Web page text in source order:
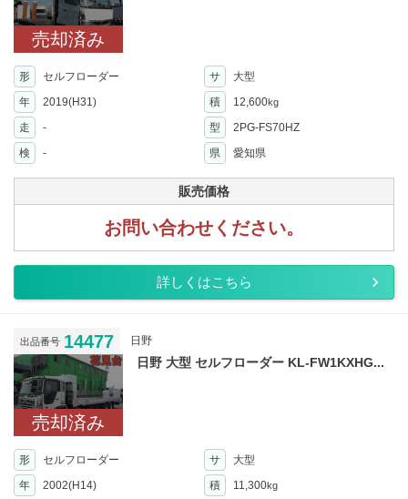
売却済み
形 セルフローダー サ
大型
年
2019(H31) 積 12,600kg
走 - 型
2PG-FS70HZ
検
- 県 愛知県
販売価格
お問い合わせください。
詳しくはこちら
出品番号 14477 日野
売却済み
日野 大型 セルフローダー KL-FW1KXHG...
形 セルフローダー サ
大型
年
2002(H14) 積 11,300kg